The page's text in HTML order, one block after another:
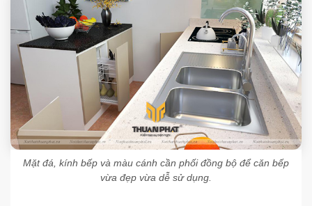
Mặt đá, kính bếp và màu cánh cần phối đồng bộ để căn bếp
vừa đẹp vừa dễ sử dụng.